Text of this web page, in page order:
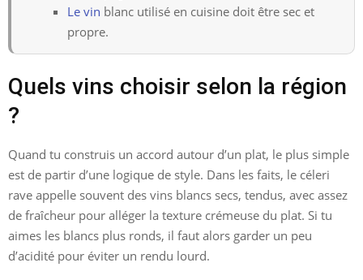
Le vin blanc utilisé en cuisine doit être sec et
propre.
Quels vins choisir selon la région
?
Quand tu construis un accord autour d’un plat, le plus simple
est de partir d’une logique de style. Dans les faits, le céleri
rave appelle souvent des vins blancs secs, tendus, avec assez
de fraîcheur pour alléger la texture crémeuse du plat. Si tu
aimes les blancs plus ronds, il faut alors garder un peu
d’acidité pour éviter un rendu lourd.